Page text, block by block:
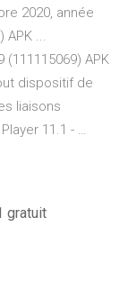
2020, année
APK ...
(111115069) APK
dispositif de
liaisons
11.1 - …
gratuit